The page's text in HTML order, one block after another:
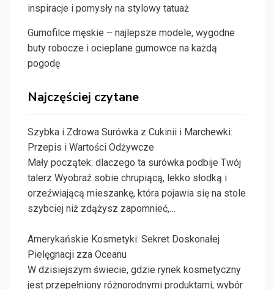
inspiracje i pomysły na stylowy tatuaż
Gumofilce męskie – najlepsze modele, wygodne
buty robocze i ocieplane gumowce na każdą
pogodę
Najczęściej czytane
Szybka i Zdrowa Surówka z Cukinii i Marchewki:
Przepis i Wartości Odżywcze
Mały początek: dlaczego ta surówka podbije Twój
talerz Wyobraź sobie chrupiącą, lekko słodką i
orzeźwiającą mieszankę, która pojawia się na stole
szybciej niż zdążysz zapomnieć,…
Amerykańskie Kosmetyki: Sekret Doskonałej
Pielęgnacji zza Oceanu
W dzisiejszym świecie, gdzie rynek kosmetyczny
jest przepełniony różnorodnymi produktami, wybór